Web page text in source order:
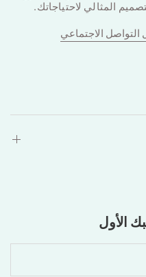
المثالي لاحتياجاتك.
التواصل الاجتماعي